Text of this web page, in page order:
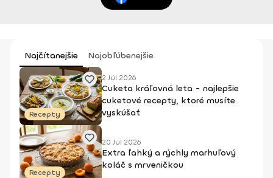
Najčítanejšie Najobľúbenejšie
Recepty
2 Júl 2026
Cuketa kráľovná leta - najlepšie
cuketové recepty, ktoré musíte
vyskúšať
Recepty
20 Júl 2026
Extra ľahký a rýchly marhuľový
koláč s mrveničkou